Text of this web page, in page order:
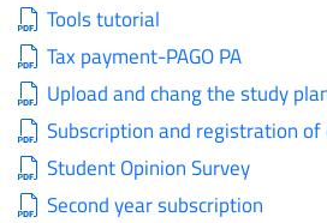
Tools tutorial
Tax payment-PAGO PA
Upload and chang the study
Subscription and registration of
Student Opinion Survey
Second year subscription